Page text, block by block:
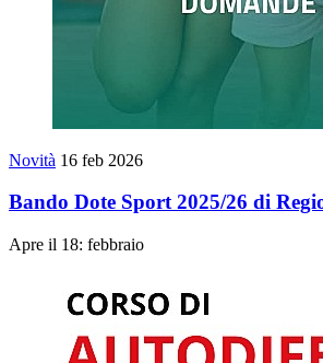
Novità 16 feb 2026
Bando Dote Sport 2025/26 di
Apre il 18: febbraio